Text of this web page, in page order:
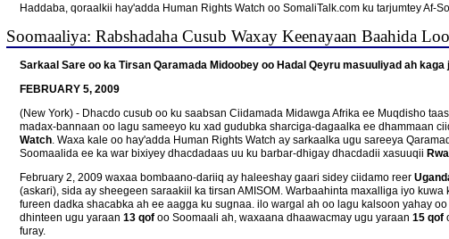
Haddaba, qoraalkii hay'adda Human Rights Watch oo SomaliTalk.com ku tarjumtey Af-
Soomaaliya: Rabshadaha Cusub Waxay Keenayaan Baahida
Sarkaal Sare oo ka Tirsan Qaramada Midoobey oo Hadal Qeyru masuuliyad ah
FEBRUARY 5, 2009
(New York) - Dhacdo cusub oo ku saabsan Ciidamada Midawga Afrika ee Muqdisho
madax-bannaan oo lagu sameeyo ku xad gudubka sharciga-dagaalka ee dhammaan
Watch. Waxa kale oo hay'adda Human Rights Watch ay sarkaalka ugu sareeya
Soomaalida ee ka war bixiyey dhacdadaas uu ku barbar-dhigay dhacdadii xasuuqii
February 2, 2009 waxaa bombaano-dariiq ay haleeshay gaari sidey ciidamo reer
(askari), sida ay sheegeen saraakiil ka tirsan AMISOM. Warbaahinta maxalliga iyo
fureen dadka shacabka ah ee aagga ku sugnaa. ilo wargal ah oo lagu kalsoon yahay
dhinteen ugu yaraan 13 qof oo Soomaali ah, waxaana dhaawacmay ugu yaraan 15 qof
furay.